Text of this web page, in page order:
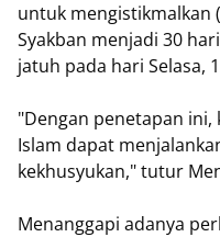
untuk mengistikmalkan
Syakban menjadi 30
jatuh pada hari Selasa,
"Dengan penetapan
Islam dapat
kekhusyukan," tutur
Menanggapi adanya